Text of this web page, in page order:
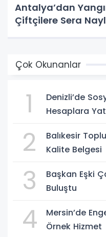
Antalya’dan
Çiftçilere Sera
Çok Okunanlar
1
Denizli’de
Hesaplara
2
Balıkesir
Kalite Belgesi
3
Başkan Eşki
Buluştu
4
Mersin’de
Örnek Hizmet